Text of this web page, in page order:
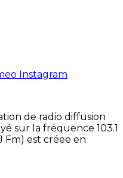
Instagram
de radio diffusion
sur la fréquence 103.1
Fm) est créee en